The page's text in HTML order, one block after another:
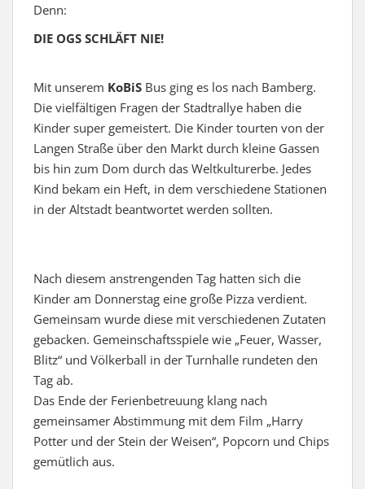
Denn:
DIE OGS SCHLÄFT NIE!
Mit unserem KoBiS Bus ging es los nach Bamberg.
Die vielfältigen Fragen der Stadtrallye haben die
Kinder super gemeistert. Die Kinder tourten von der
Langen Straße über den Markt durch kleine Gassen
bis hin zum Dom durch das Weltkulturerbe. Jedes
Kind bekam ein Heft, in dem verschiedene Stationen
in der Altstadt beantwortet werden sollten.
Nach diesem anstrengenden Tag hatten sich die
Kinder am Donnerstag eine große Pizza verdient.
Gemeinsam wurde diese mit verschiedenen Zutaten
gebacken. Gemeinschaftsspiele wie „Feuer, Wasser,
Blitz“ und Völkerball in der Turnhalle rundeten den
Tag ab.
Das Ende der Ferienbetreuung klang nach
gemeinsamer Abstimmung mit dem Film „Harry
Potter und der Stein der Weisen“, Popcorn und Chips
gemütlich aus.